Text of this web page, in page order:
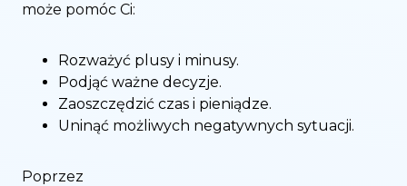
może pomóc Ci:
Rozważyć plusy i minusy.
Podjąć ważne decyzje.
Zaoszczędzić czas i pieniądze.
Uninąć możliwych negatywnych sytuacji.
Poprzez